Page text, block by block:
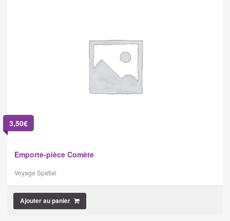
3,50€
Emporte-pièce Comète
Voyage Spatial
Ajouter au panier